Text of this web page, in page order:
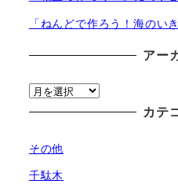
「ねんどで作ろう！海のい
アー
ア
ー
イ
ブ
カテ
その他
千駄木